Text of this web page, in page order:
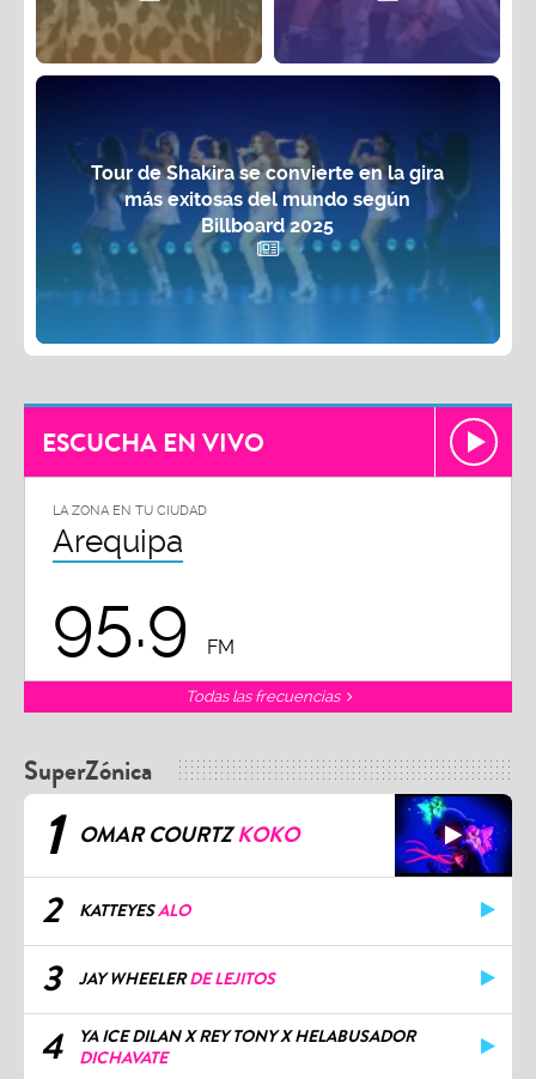
Tour de Shakira se convierte en la gira
más exitosas del mundo según
Billboard 2025
ESCUCHA EN VIVO
LA ZONA EN TU CIUDAD
Arequipa
95.9 FM
Todas las frecuencias
SuperZónica
1 OMAR COURTZKOKO
2 KATTEYESALO
3 JAY WHEELERDE LEJITOS
4
YA ICE DILAN X REY TONY X HELABUSADOR
DICHAVATE